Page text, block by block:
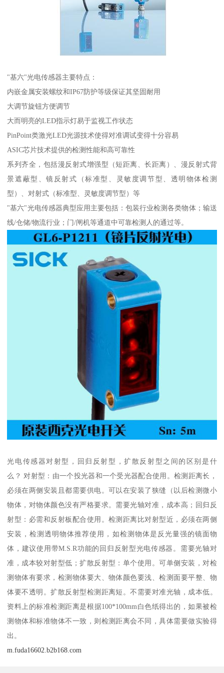
"基六"光电传感器主要特点：
内嵌金属安装螺纹和IP67防护等级保证其坚固耐用
大调节旋钮方便调节
大而明亮的LED指示灯易于监视工作状态
PinPoint类激光LED光源技术使得对准调试变得十分容易
ASIC芯片技术提供的检测性能和高可靠性
系列齐全，包括漫反射式增强型（短距离、长距离）、漫反射式背
景遮蔽型、镜反射式（标准型、灵敏度调节型、透明物体检测
型）、对射式（标准型、灵敏度调节型）等
"基六"光电传感器典型应用主要包括：包装行业检测各类物体；输送
线/仓储/物流行业；门/闸机等通道中可靠检测人的通过等。
光电传感器对射型，回归反射型，扩散反射型之间的区别是什
么？ 对射型：由一个投光器和一个受光器配合使用。检测距离长，
必须在两侧安装且都需要供电。可以在安装了狭缝（以后检测微小
物体，对物体颜色没有严格要求。需要光轴对准，成本高；回归反
射型：必需和反射板配合使用。检测距离比对射型近，必须在两侧
安装，检测透明物体推荐使用，如检测物体是反光量强的镜面物
体，建议使用带M.S.R功能的回归反射型光电传感器。需要光轴对
准，成本较对射型低；扩散反射型：单个使用。可单侧安装，对检
测物体有要求，检测物体要大、物体颜色要浅、检测面要平整、物
体要不透明。扩散反射型检测距离短。不需要对准光轴，成本低。
资料上的标准检测距离是根据100*100mm白色纸得出的，如果被检
测物体和标准物体不一致，则检测距离会不同，具体需要做实验得
出。
m.fuda16602.b2b168.com